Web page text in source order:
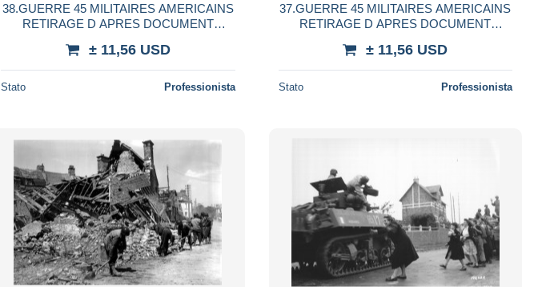
38.GUERRE 45 MILITAIRES AMERICAINS
RETIRAGE D APRES DOCUMENT
± 11,56 USD
Stato Professionista
37.GUERRE 45 MILITAIRES AMERICAINS
RETIRAGE D APRES DOCUMENT
± 11,56 USD
Stato Professionista